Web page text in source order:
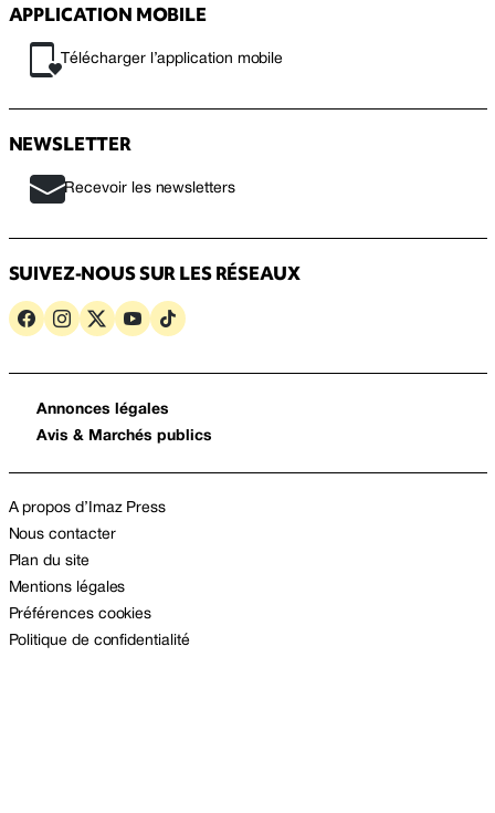
APPLICATION MOBILE
Télécharger l’application mobile
NEWSLETTER
Recevoir les newsletters
SUIVEZ-NOUS SUR LES RÉSEAUX
Annonces légales
Avis & Marchés publics
A propos d’Imaz Press
Nous contacter
Plan du site
Mentions légales
Préférences cookies
Politique de confidentialité